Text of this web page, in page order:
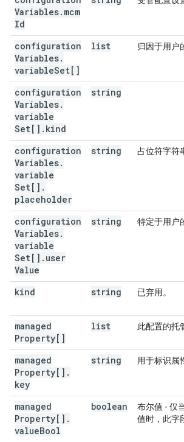
}
}
Variables. mcm
Id
configuration
Variables.
variableSet[]
list 归因于用户
configuration
Variables.
variable
Set[] . kind
string
configuration
Variables.
variable
Set[] .
placeholder
string 占位符字符
configuration
Variables.
variable
Set[] . user
Value
string 特定于用户
kind string 已弃用。
managed
Property[]
list 此配置的托
managed
Property[] .
key
string 用于标识属
managed
Property[] .
valueBool
boolean
布尔值 - 仅
值时，此字